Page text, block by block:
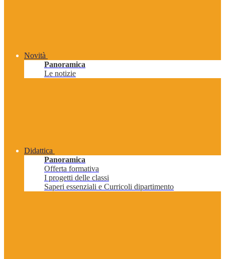
Novità
Panoramica
Le notizie
Didattica
Panoramica
Offerta formativa
I progetti delle classi
Saperi essenziali e Curricoli dipartimento